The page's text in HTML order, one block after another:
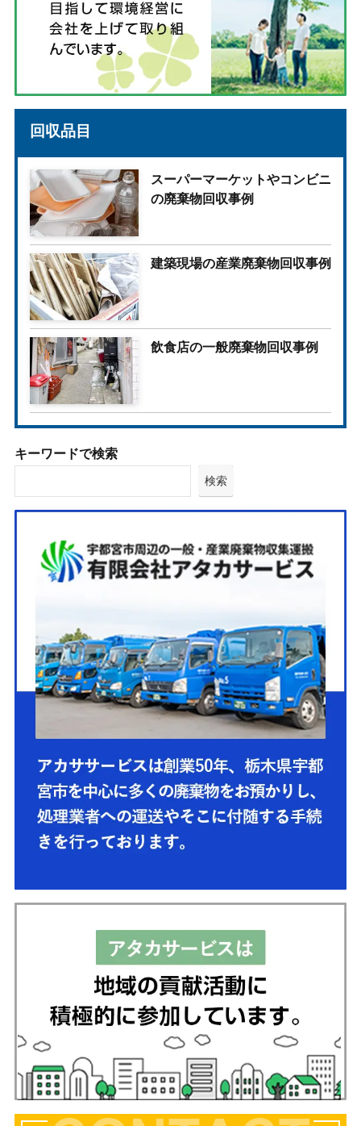
回収品目
スーパーマーケットやコンビニ
の廃棄物回収事例
建築現場の産業廃棄物回収事例
飲食店の一般廃棄物回収事例
キーワードで検索
検索